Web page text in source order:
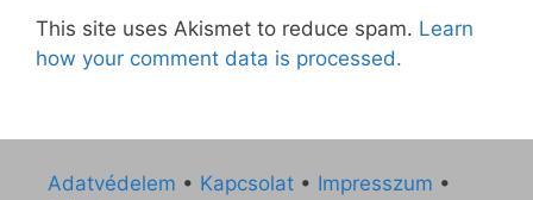
This site uses Akismet to reduce spam. Learn
how your comment data is processed.
Adatvédelem • Kapcsolat • Impresszum •